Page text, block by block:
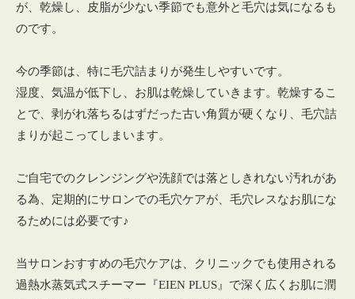
が、乾燥し、皮脂が少ない季節でも意外と毛穴は気になるも
のです。
今の季節は、特に毛穴詰まりが発生しやすいです。
湿度、気温が低下し、お肌は乾燥していきます。乾燥するこ
とで、剥がれ落ちるはずだった古い角質が硬くなり、毛穴詰
まりが起こってしまいます。
ご自宅でのクレンジングや洗顔では落としきれない汚れがあ
る為、定期的にサロンでの毛穴ケアが、毛穴レスなお肌にな
るためには必要です♪
当サロンおすすめの毛穴ケアは、クリニックでも使用される
過熱水蒸気式スチーマー『EIEN PLUS』で深く広くお肌に潤